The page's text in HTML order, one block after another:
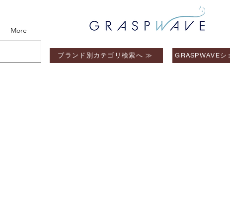
More
ブランド別カテゴリ検索へ ≫ GRASPWAVE